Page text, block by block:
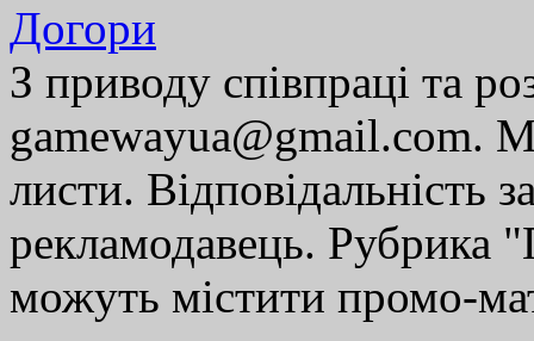
Догори
З приводу співпраці та
gamewayua@gmail.com.
листи. Відповідальність
рекламодавець. Рубрика
можуть містити промо-